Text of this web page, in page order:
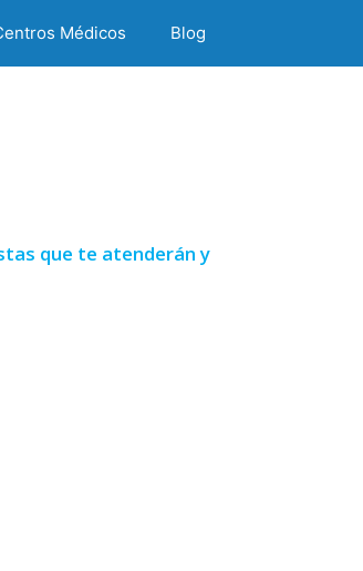
Médicos Blog
que te atenderán y